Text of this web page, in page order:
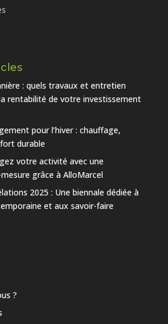
: quels travaux et entretien
rentabilité de votre investissement
pour l’hiver : chauffage,
durable
votre activité avec une
grâce à AlloMarcel
2025 : Une biennale dédiée à
et aux savoir-faire
?